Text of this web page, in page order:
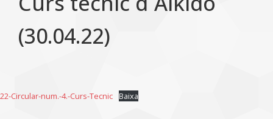
(30.04.22)
22-Circular-num.-4.-Curs-Tecnic Baixa